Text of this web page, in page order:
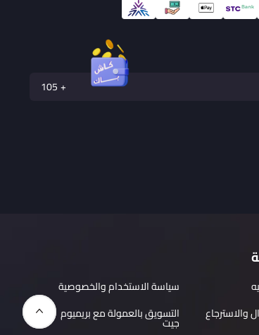
120
سياسة الاستخدام والخصوصية
والاسترجاع
التسويق بالعمولة مع بريميوم
جيت